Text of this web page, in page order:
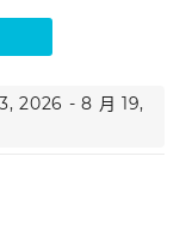
2026 - 8 月 19,